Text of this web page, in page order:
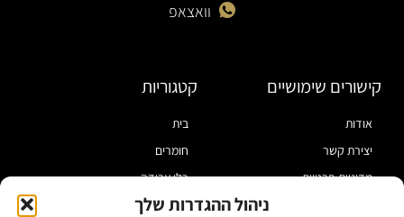
ניהול ההגדרות שלך
וואצאפ
קישורים שימושיים
אודות
יצירת קשר
מדיניות פרטיות
קטגוריות
בית
חומרים
כלי עבודה
מוצרי הלחמה